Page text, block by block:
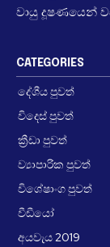
වායු දූෂණයෙන්
CATEGORIES
දේශීය පුවත්
විදෙස් පුවත්
ක්‍රීඩා පුවත්
ව්‍යාපාරික පුවත්
විශේෂාංග පුවත්
වීඩීයෝ
අයවැය 2019